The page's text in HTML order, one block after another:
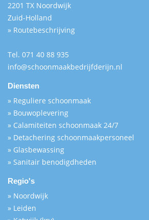
2201 TX Noordwijk
Zuid-Holland
» Routebeschrijving
Tel. 071 40 88 935
info@schoonmaakbedrijfderijn.nl
Diensten
» Reguliere schoonmaak
» Bouwoplevering
» Calamiteiten schoonmaak 24/7
» Detachering schoonmaakpersoneel
» Glasbewassing
» Sanitair benodigdheden
Regio's
» Noordwijk
» Leiden